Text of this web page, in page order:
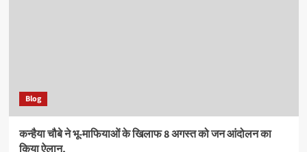
Blog
कन्हैया चौबे ने भू-माफियाओं के खिलाफ 8 अगस्त को जन आंदोलन का